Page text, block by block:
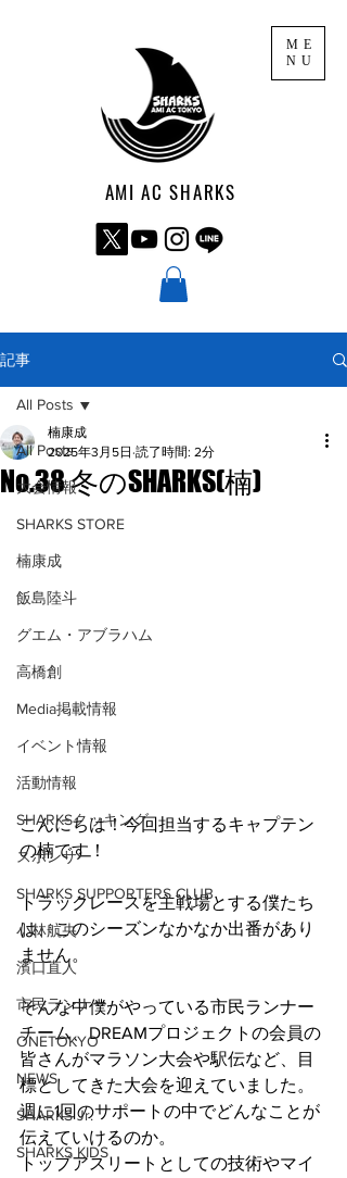
ME
NU
AMI AC SHARKS
記事
All Posts
大会情報
SHARKS STORE
楠康成
飯島陸斗
グエム・アブラハム
高橋創
Media掲載情報
イベント情報
活動情報
SHARKSクッキング
スポンサー
SHARKS SUPPORTERS CLUB
小林航央
濱口直人
市民ランナー
ONETOKYO
NEWS
SHARKS Jr.
SHARKS KIDS
All Posts
No.38 冬のSHARKS(楠)
楠康成
2025年3月5日 読了時間: 2分
こんにちは！今回担当するキャプテン
の楠です！
トラックレースを主戦場とする僕たち
は、このシーズンなかなか出番があり
ません。
そんな中僕がやっている市民ランナー
チーム、DREAMプロジェクトの会員の
皆さんがマラソン大会や駅伝など、目
標としてきた大会を迎えていました。
週に1回のサポートの中でどんなことが
伝えていけるのか。
トップアスリートとしての技術やマイ